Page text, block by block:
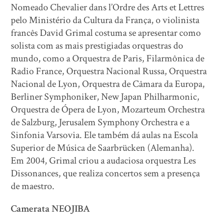
Nomeado Chevalier dans l’Ordre des Arts et Lettres
pelo Ministério da Cultura da França, o violinista
francês David Grimal costuma se apresentar como
solista com as mais prestigiadas orquestras do
mundo, como a Orquestra de Paris, Filarmônica de
Radio France, Orquestra Nacional Russa, Orquestra
Nacional de Lyon, Orquestra de Câmara da Europa,
Berliner Symphoniker, New Japan Philharmonic,
Orquestra de Ópera de Lyon, Mozarteum Orchestra
de Salzburg, Jerusalem Symphony Orchestra e a
Sinfonia Varsovia. Ele também dá aulas na Escola
Superior de Música de Saarbrücken (Alemanha).
Em 2004, Grimal criou a audaciosa orquestra Les
Dissonances, que realiza concertos sem a presença
de maestro.
Camerata NEOJIBA